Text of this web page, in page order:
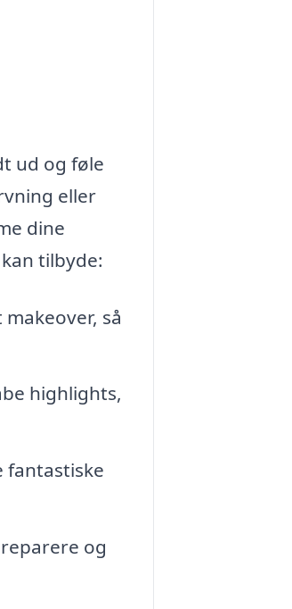
ud og føle
eller
dine
tilbyde:
så
highlights,
fantastiske
og